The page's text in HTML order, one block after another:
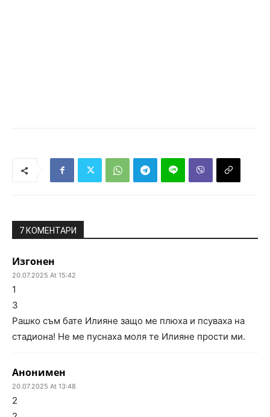
7 КОМЕНТАРИ
Изгонен
20.07.2025 At 15:42
1
3
Рашко съм бате Илияне защо ме плюха и псуваха на
стадиона! Не ме пуснаха моля те Илияне прости ми.
Анонимен
20.07.2025 At 13:48
2